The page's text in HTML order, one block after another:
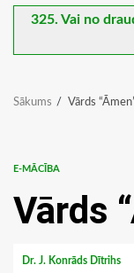
325. Vai no
Sākums Vārds
E-MĀCĪBA
Vārds
Dr. J. Konrāds Dītrihs